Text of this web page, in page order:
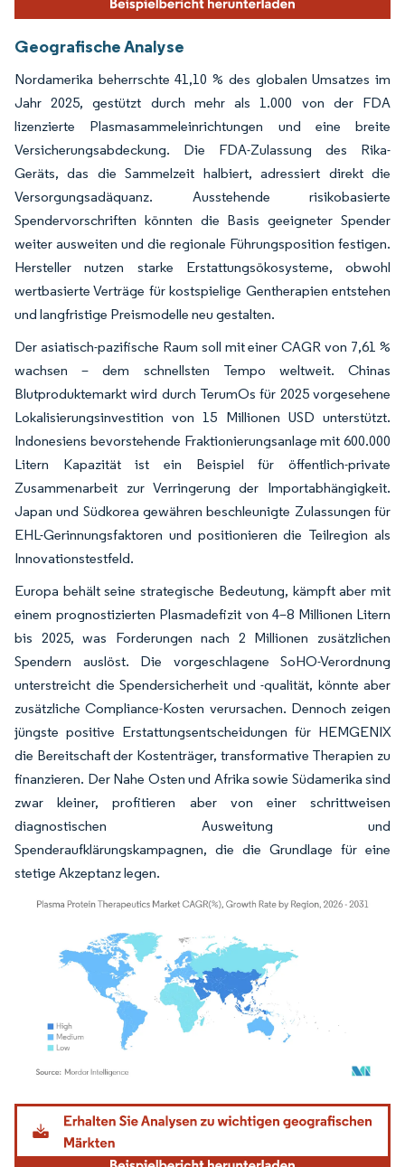
Geografische Analyse
Nordamerika beherrschte 41,10 % des globalen Umsatzes im
Jahr 2025, gestützt durch mehr als 1.000 von der FDA
lizenzierte Plasmasammeleinrichtungen und eine breite
Versicherungsabdeckung. Die FDA-Zulassung des Rika-
Geräts, das die Sammelzeit halbiert, adressiert direkt die
Versorgungsadäquanz. Ausstehende risikobasierte
Spendervorschriften könnten die Basis geeigneter Spender
weiter ausweiten und die regionale Führungsposition festigen.
Hersteller nutzen starke Erstattungsökosysteme, obwohl
wertbasierte Verträge für kostspielige Gentherapien entstehen
und langfristige Preismodelle neu gestalten.
Der asiatisch-pazifische Raum soll mit einer CAGR von 7,61 %
wachsen – dem schnellsten Tempo weltweit. Chinas
Blutproduktemarkt wird durch TerumOs für 2025 vorgesehene
Lokalisierungsinvestition von 15 Millionen USD unterstützt.
Indonesiens bevorstehende Fraktionierungsanlage mit 600.000
Litern Kapazität ist ein Beispiel für öffentlich-private
Zusammenarbeit zur Verringerung der Importabhängigkeit.
Japan und Südkorea gewähren beschleunigte Zulassungen für
EHL-Gerinnungsfaktoren und positionieren die Teilregion als
Innovationstestfeld.
Europa behält seine strategische Bedeutung, kämpft aber mit
einem prognostizierten Plasmadefizit von 4–8 Millionen Litern
bis 2025, was Forderungen nach 2 Millionen zusätzlichen
Spendern auslöst. Die vorgeschlagene SoHO-Verordnung
unterstreicht die Spendersicherheit und -qualität, könnte aber
zusätzliche Compliance-Kosten verursachen. Dennoch zeigen
jüngste positive Erstattungsentscheidungen für HEMGENIX
die Bereitschaft der Kostenträger, transformative Therapien zu
finanzieren. Der Nahe Osten und Afrika sowie Südamerika sind
zwar kleiner, profitieren aber von einer schrittweisen
diagnostischen Ausweitung und
Spenderaufklärungskampagnen, die die Grundlage für eine
stetige Akzeptanz legen.
Bild © Mordor Intelligence. Wiederverwendung erfordert Namensnennung gemäß